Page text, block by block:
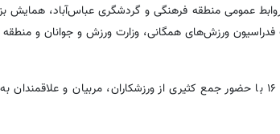
با مشارکت فدراسیون ورزش‌های همگانی، وزارت ورزش و
این رویداد از ساعت ۷ تا ۱۶ با حضور جمع کثیری از ورزشکاران،